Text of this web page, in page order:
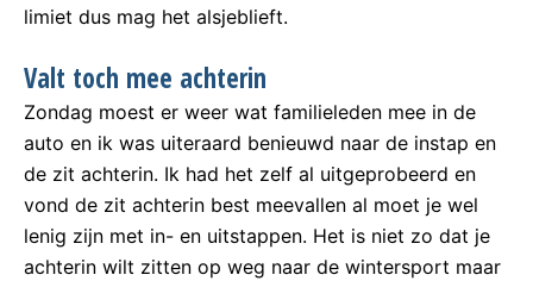
limiet dus mag het alsjeblieft.
Valt toch mee achterin
Zondag moest er weer wat familieleden mee in de
auto en ik was uiteraard benieuwd naar de instap en
de zit achterin. Ik had het zelf al uitgeprobeerd en
vond de zit achterin best meevallen al moet je wel
lenig zijn met in- en uitstappen. Het is niet zo dat je
achterin wilt zitten op weg naar de wintersport maar